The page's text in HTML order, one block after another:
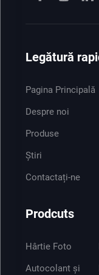
Legătură
Pagina Principală
Despre noi
Produse
Știri
Contactați-ne
Prodcuts
Hârtie Foto
Autocolant și